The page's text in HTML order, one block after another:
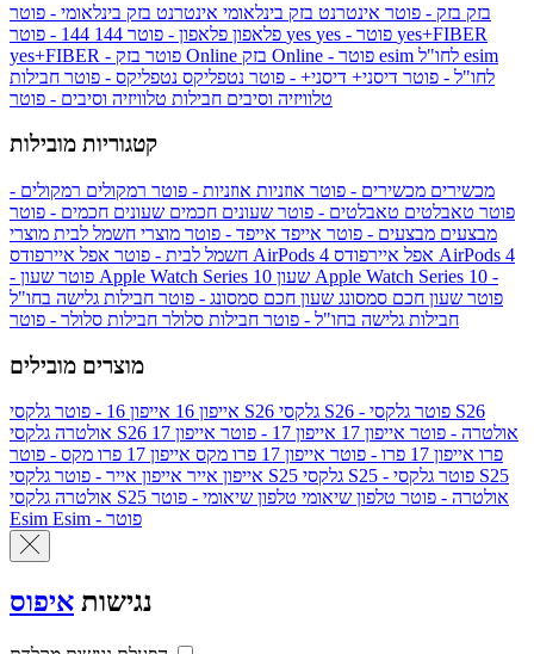
בזק בזק - פוטר אינטרנט בזק בינלאומי אינטרנט בזק בינלאומי - פוטר
פלאפון פלאפון - פוטר 144 yes
yes+FIBER
yes+FIBER - פוטר בזק Online
esim
לחו"ל - פוטר דיסני+ דיסני+ - פוטר נטפליקס נטפליקס - פוטר חבילות
טלוויזיה וסיבים חבילות טלוויזיה וסיבים - פוטר
קטגוריות מובילות
מכשירים מכשירים - פוטר אוזניות אוזניות - פוטר רמקולים רמקולים -
פוטר טאבלטים טאבלטים - פוטר שעונים חכמים שעונים חכמים - פוטר
מבצעים מבצעים - פוטר אייפד אייפד - פוטר מוצרי חשמל לבית מוצרי
חשמל לבית - פוטר אפל איירפודס AirPods 4 אפל איירפודס AirPods 4
- פוטר שעון Apple Watch Series 10 שעון Apple Watch Series 10 -
פוטר שעון חכם סמסונג שעון חכם סמסונג - פוטר חבילות גלישה בחו"ל
חבילות גלישה בחו"ל - פוטר חבילות סלולר חבילות סלולר - פוטר
מוצרים מובילים
אייפון 16 אייפון 16 - פוטר גלקסי S26 גלקסי S26 - פוטר גלקסי S26
אולטרה
גלקסי S26 אולטרה - פוטר אייפון 17 אייפון 17 - פוטר
אייפון 17
פרו אייפון 17 פרו - פוטר אייפון 17 פרו מקס
אייפון 17 פרו מקס - פוטר
אייפון אייר אייפון אייר - פוטר גלקסי S25 גלקסי S25 - פוטר גלקסי S25
אולטרה
גלקסי S25 אולטרה - פוטר טלפון שיאומי טלפון שיאומי - פוטר
Esim
Esim - פוטר
נגישות איפוס